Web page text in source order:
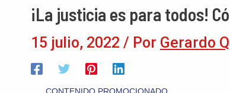
¡La justicia es para todos!
15 julio, 2022 / Por Gerardo